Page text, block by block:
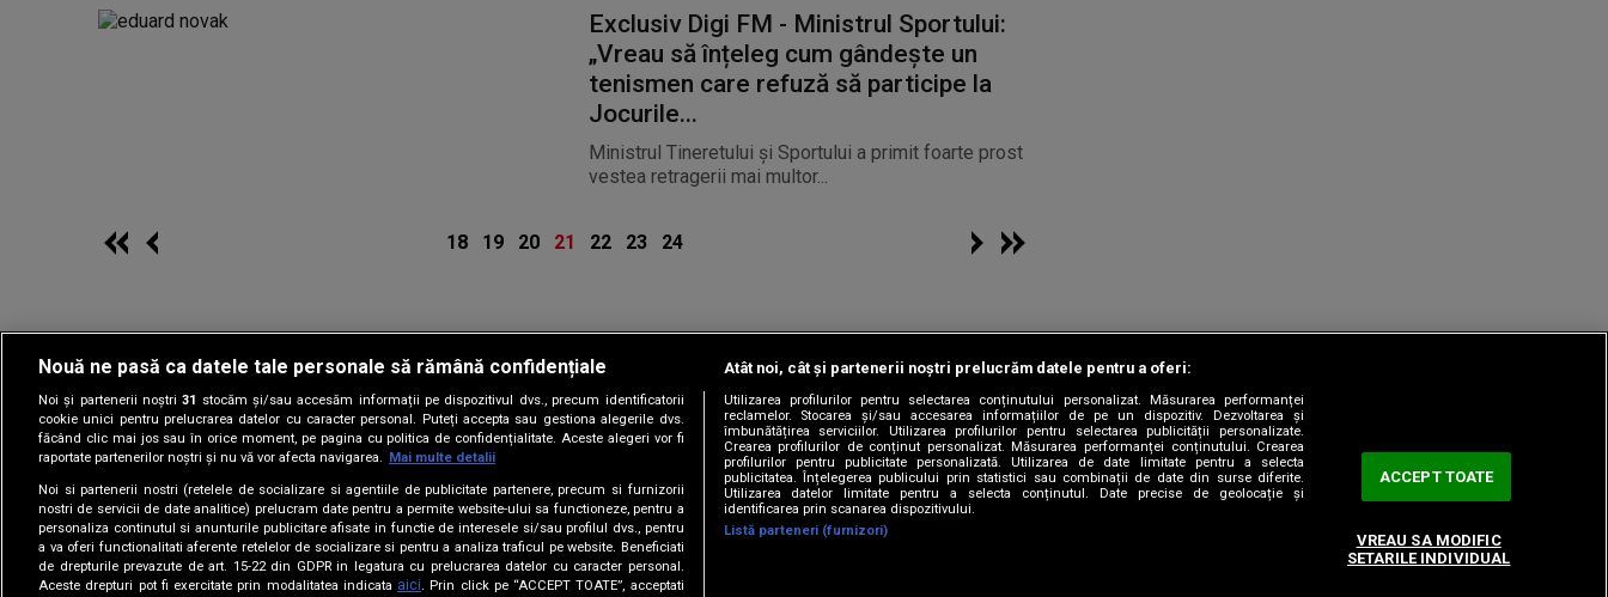
Exclusiv Digi FM - Ministrul Sportului:
„Vreau să înțeleg cum gândește un
tenismen care refuză să participe la
Jocurile...
Ministrul Tineretului și Sportului a primit foarte prost
vestea retragerii mai multor...
18 19 20 21 22 23 24
Copyright © 2026 / DIGI ROMANIA S.A.
Gestionați preferințele|Termeni și condiții |Politica de confidențialitate|Contact/Info| Codul etic|Sitemap
Urmărește-ne și pe
Nouă ne pasă ca datele tale personale să rămână confidențiale
Noi și partenerii noștri31 stocăm și/sau accesăm informații pe dispozitivul dvs., precum identificatorii
cookie unici pentru prelucrarea datelor cu caracter personal. Puteți accepta sau gestiona alegerile dvs.
făcând clic mai jos sau în orice moment, pe pagina cu politica de confidențialitate. Aceste alegeri vor fi
raportate partenerilor noștri și nu vă vor afecta navigarea. Mai multe detalii
Noi si partenerii nostri (retelele de socializare si agentiile de publicitate partenere, precum si furnizorii
nostri de servicii de date analitice) prelucram date pentru a permite website-ului sa functioneze, pentru a
personaliza continutul si anunturile publicitare afisate in functie de interesele si/sau profilul dvs., pentru
a va oferi functionalitati aferente retelelor de socializare si pentru a analiza traficul pe website. Beneficiati
de drepturile prevazute de art. 15-22 din GDPR in legatura cu prelucrarea datelor cu caracter personal.
Aceste drepturi pot fi exercitate prin modalitatea indicata aici. Prin click pe “ACCEPT TOATE”, acceptati
Atât noi, cât și partenerii noștri prelucrăm datele pentru a oferi:
Utilizarea profilurilor pentru selectarea conținutului personalizat. Măsurarea performanței
reclamelor. Stocarea și/sau accesarea informațiilor de pe un dispozitiv. Dezvoltarea și
îmbunătățirea serviciilor. Utilizarea profilurilor pentru selectarea publicității personalizate.
Crearea profilurilor de conținut personalizat. Măsurarea performanței conținutului. Crearea
profilurilor pentru publicitate personalizată. Utilizarea de date limitate pentru a selecta
publicitatea. Înțelegerea publicului prin statistici sau combinații de date din surse diferite.
Utilizarea datelor limitate pentru a selecta conținutul. Date precise de geolocație și
identificarea prin scanarea dispozitivului.
Listă parteneri (furnizori)
ACCEPT TOATE
VREAU SA MODIFIC
SETARILE INDIVIDUAL